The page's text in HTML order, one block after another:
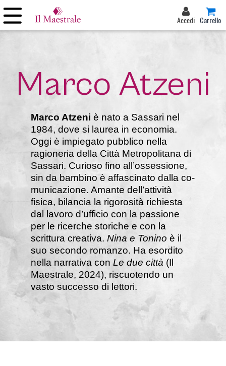
Accedi Carrello
Marco Atzeni
Marco Atzeni è nato a Sassari nel
1984, do­ve si laurea in economia.
Oggi è impiegato pubblico nella
ragioneria della Città Metropolitana di
Sassari. Curioso fino all’ossessio­ne,
sin da bambino è affascinato dalla co­
municazione. Amante dell’attività
fisica, bi­lancia la rigorosità richiesta
dal lavoro d’uf­ficio con la passione
per le ricerche storiche e con la
scrittura creativa. Nina e Tonino è il
suo secondo romanzo. Ha esordito
nella narrativa con Le due città (Il
Maestrale, 2024), riscuotendo un
vasto successo di lettori.